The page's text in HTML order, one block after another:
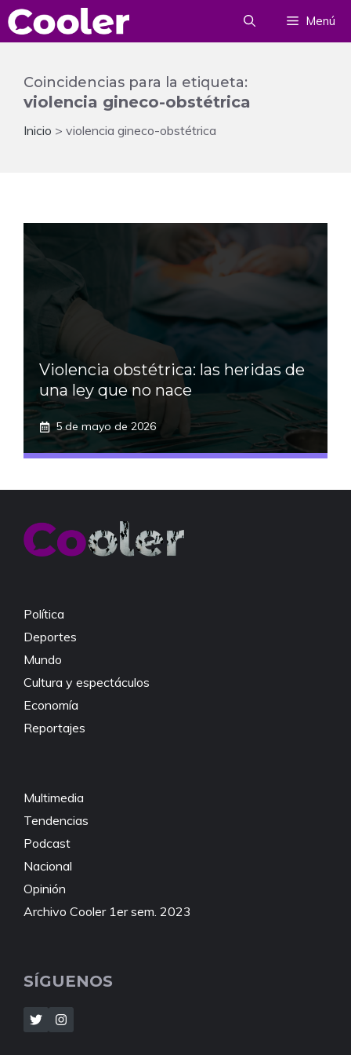
Saltar
al
Menú
Coincidencias para la etiqueta:
violencia gineco-obstétrica
Inicio > violencia gineco-obstétrica
Violencia obstétrica: las heridas de
una ley que no nace
5 de mayo de 2026
Política
Deportes
Mundo
Cultura y espectáculos
Economía
Reportajes
Multimedia
Tendencias
Podcast
Nacional
Opinión
Archivo Cooler 1er sem. 2023
SÍGUENOS